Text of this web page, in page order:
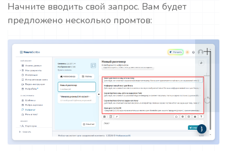
Начните вводить свой запрос. Вам будет
предложено несколько промтов: